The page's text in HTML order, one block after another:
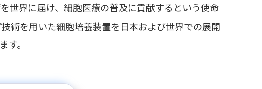
世界に届け、細胞医療の普及に貢献するという使命
®技術を用いた細胞培養装置を日本および世界での展開
す。